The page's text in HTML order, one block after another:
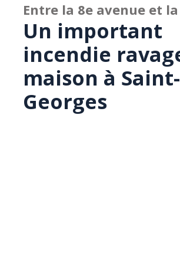
Entre la 8e avenue et
Un important
incendie
maison à Saint-
Georges